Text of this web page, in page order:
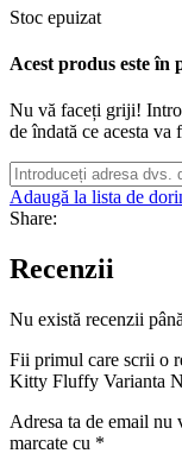
Stoc epuizat
Acest produs este în
Nu vă faceți griji!
de îndată ce acesta
Adaugă la lista de
Share:
Recenzii
Nu există recenzii
Fii primul care scrii o
Kitty Fluffy Varianta
Adresa ta de email nu
marcate cu *